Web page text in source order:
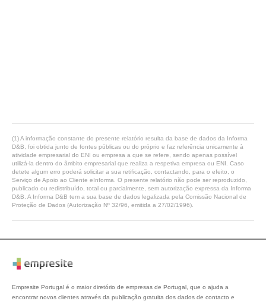
(1) A informação constante do presente relatório resulta da base de dados da Informa
D&B, foi obtida junto de fontes públicas ou do próprio e faz referência unicamente à
atividade empresarial do ENI ou empresa a que se refere, sendo apenas possível
utilizá-la dentro do âmbito empresarial que realiza a respetiva empresa ou ENI. Caso
detete algum erro poderá solicitar a sua retificação, contactando, para o efeito, o
Serviço de Apoio ao Cliente eInforma. O presente relatório não pode ser reproduzido,
publicado ou redistribuído, total ou parcialmente, sem autorização expressa da Informa
D&B. A Informa D&B tem a sua base de dados legalizada pela Comissão Nacional de
Proteção de Dados (Autorização Nº 32/96, emitida a 27/02/1996).
Empresite Portugal é o maior diretório de empresas de Portugal, que o ajuda a
encontrar novos clientes através da publicação gratuita dos dados de contacto e